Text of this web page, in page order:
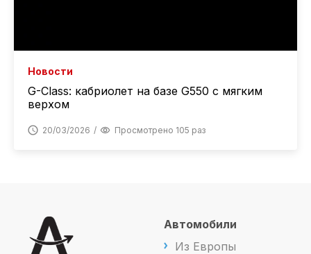
Новости
G-Class: кабриолет на базе G550 с мягким
верхом
20/03/2026 Просмотрено 105 раз
Автомобили
Из Европы